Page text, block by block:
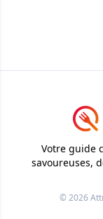
Votre guide
savoureuses,
© 2026